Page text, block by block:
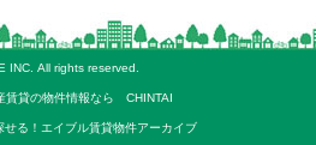
INC. All rights reserved.
賃貸の物件情報なら CHINTAI
せる！エイブル賃貸物件アーカイブ